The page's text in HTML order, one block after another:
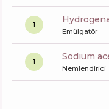
1
Emülgatör
1 sodium
Nemlendirici